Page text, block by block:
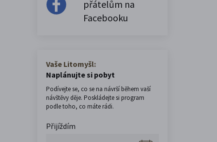
přátelům na
Facebooku
Vaše Litomyšl:
Naplánujte si pobyt
Podívejte se, co se na návrší během vaší
návštěvy děje. Poskládejte si program
podle toho, co máte rádi.
Přijíždím